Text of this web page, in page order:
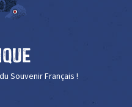
Souvenir Français !